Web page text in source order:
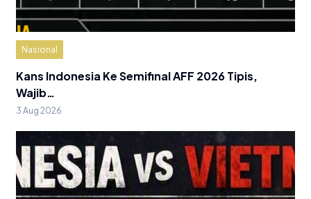
Nasional
Kans Indonesia Ke Semifinal AFF 2026 Tipis,
Wajib…
3 Aug 2026